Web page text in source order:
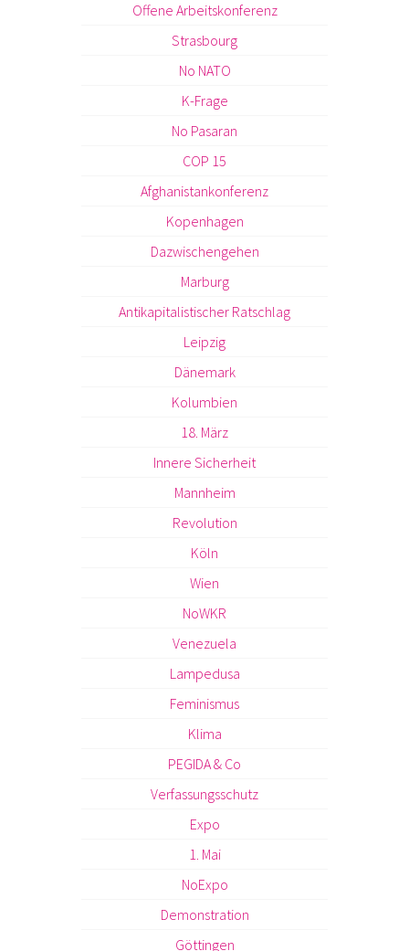
Offene Arbeitskonferenz
Strasbourg
No NATO
K-Frage
No Pasaran
COP 15
Afghanistankonferenz
Kopenhagen
Dazwischengehen
Marburg
Antikapitalistischer Ratschlag
Leipzig
Dänemark
Kolumbien
18. März
Innere Sicherheit
Mannheim
Revolution
Köln
Wien
NoWKR
Venezuela
Lampedusa
Feminismus
Klima
PEGIDA & Co
Verfassungsschutz
Expo
1. Mai
NoExpo
Demonstration
Göttingen